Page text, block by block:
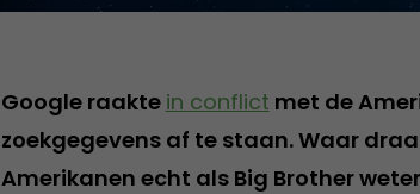
Google raakte in conflict met de
zoekgegevens af te staan. Waar
Amerikanen echt als Big Brother